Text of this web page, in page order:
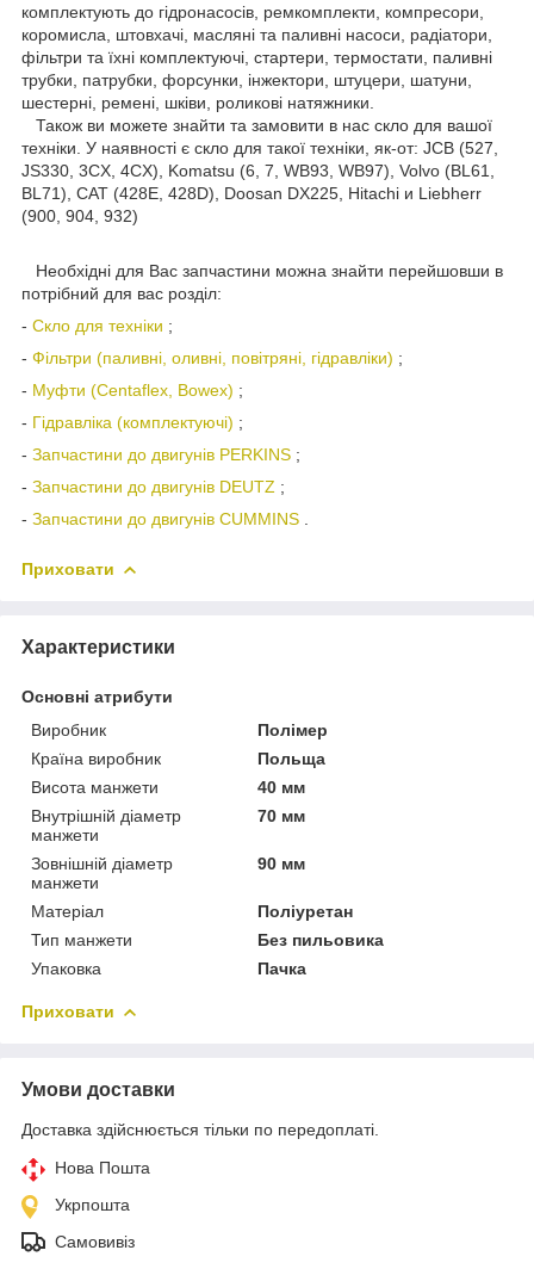
комплектують до гідронасосів, ремкомплекти, компресори,
коромисла, штовхачі, масляні та паливні насоси, радіатори,
фільтри та їхні комплектуючі, стартери, термостати, паливні
трубки, патрубки, форсунки, інжектори, штуцери, шатуни,
шестерні, ремені, шківи, роликові натяжники.
Також ви можете знайти та замовити в нас скло для вашої
техніки. У наявності є скло для такої техніки, як-от: JCB (527,
JS330, 3CX, 4CX), Komatsu (6, 7, WB93, WB97), Volvo (BL61,
BL71), CAT (428E, 428D), Doosan DX225, Hitachi и Liebherr
(900, 904, 932)
Необхідні для Вас запчастини можна знайти перейшовши в
потрібний для вас розділ:
- Скло для техніки ;
- Фільтри (паливні, оливні, повітряні, гідравліки) ;
- Муфти (Centaflex, Bowex) ;
- Гідравліка (комплектуючі) ;
- Запчастини до двигунів PERKINS ;
- Запчастини до двигунів DEUTZ ;
- Запчастини до двигунів CUMMINS
Приховати
Характеристики
Основні атрибути
Виробник
Полімер
Країна виробник
Польща
Висота манжети
40 мм
Внутрішній діаметр
манжети
70 мм
Зовнішній діаметр
манжети
90 мм
Матеріал
Поліуретан
Тип манжети
Без пильовика
Упаковка
Пачка
Приховати
Умови доставки
Доставка здійснюється тільки по передоплаті.
Нова Пошта
Укрпошта
Самовивіз